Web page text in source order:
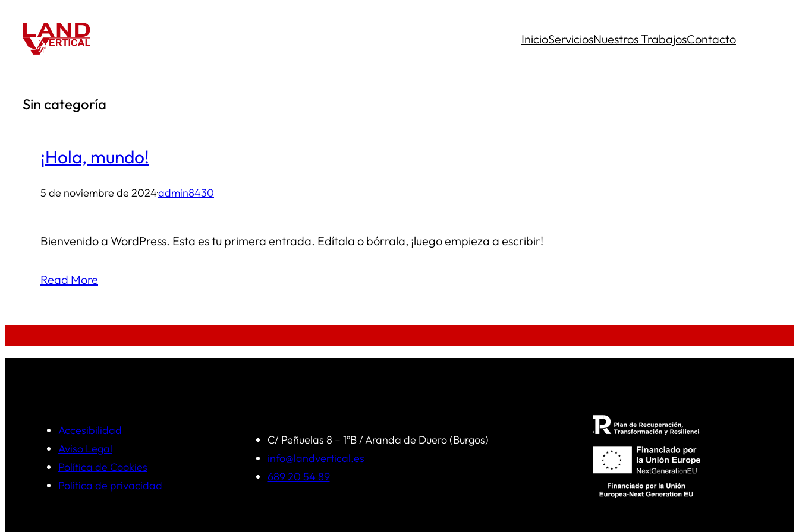
contenido
InicioServiciosNuestros TrabajosContacto
Sin categoría
¡Hola, mundo!
5 de noviembre de 2024·admin8430
Bienvenido a WordPress. Esta es tu primera entrada. Edítala o bórrala, ¡luego empieza a escribir!
Read More
Accesibilidad
Aviso Legal
Política de Cookies
Política de privacidad
C/ Peñuelas 8 – 1ºB / Aranda de Duero (Burgos)
info@landvertical.es
689 20 54 89